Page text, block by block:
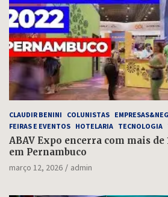
CLAUDIR BENINI COLUNISTAS
FEIRAS E EVENTOS HOTELARIA TECNOLOGIA
ABAV Expo encerra com mais
em Pernambuco
março 12, 2026 admin